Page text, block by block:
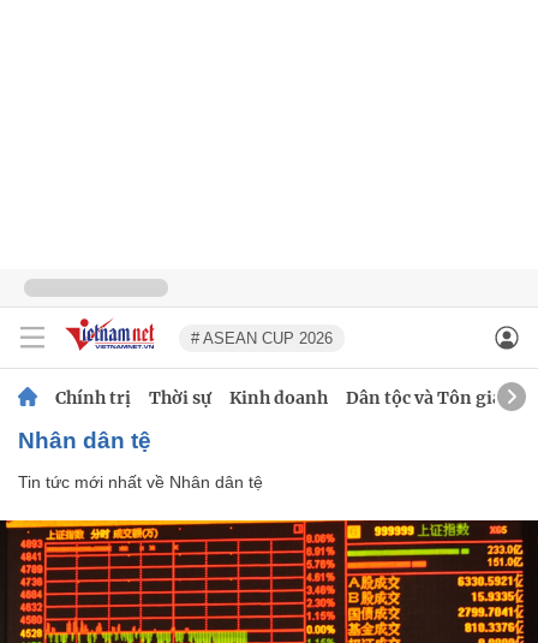
# ASEAN CUP 2026
Chính trị Thời sự Kinh doanh Dân tộc và Tôn giáo
Nhân dân tệ
Tin tức mới nhất về Nhân dân tệ